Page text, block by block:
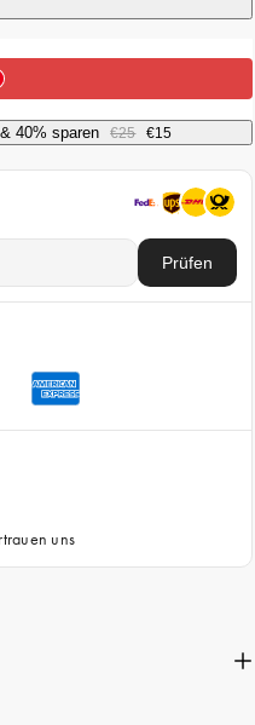
40% sparen €25 €15
Prüfen
uns